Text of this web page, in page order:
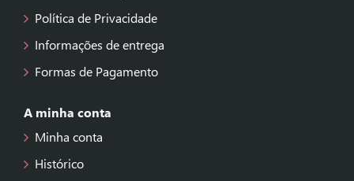
Política de Privacidade
Informações de entrega
Formas de Pagamento
A minha conta
Minha conta
Histórico